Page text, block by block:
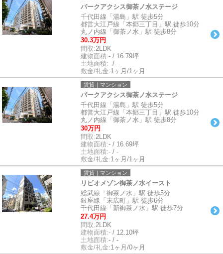
パークアクシス御茶ノ水ステージ
千代田線「湯島」駅 徒歩5分
都営大江戸線「本郷三丁目」駅 徒歩10分
丸ノ内線「御茶ノ水」駅 徒歩8分
30.3万円
間取:2LDK
建物面積:- / 16.79坪
土地面積:- / -
敷金/礼金:1ヶ月/1ヶ月
賃貸｜マンション
パークアクシス御茶ノ水ステージ
千代田線「湯島」駅 徒歩5分
都営大江戸線「本郷三丁目」駅 徒歩10分
丸ノ内線「御茶ノ水」駅 徒歩8分
30万円
間取:2LDK
建物面積:- / 16.69坪
土地面積:- / -
敷金/礼金:1ヶ月/1ヶ月
賃貸｜マンション
リビオメゾン御茶ノ水イースト
総武線「御茶ノ水」駅 徒歩5分
銀座線「末広町」駅 徒歩6分
千代田線「新御茶ノ水」駅 徒歩7分
27.4万円
間取:2LDK
建物面積:- / 12.10坪
土地面積:- / -
敷金/礼金:1ヶ月/0ヶ月